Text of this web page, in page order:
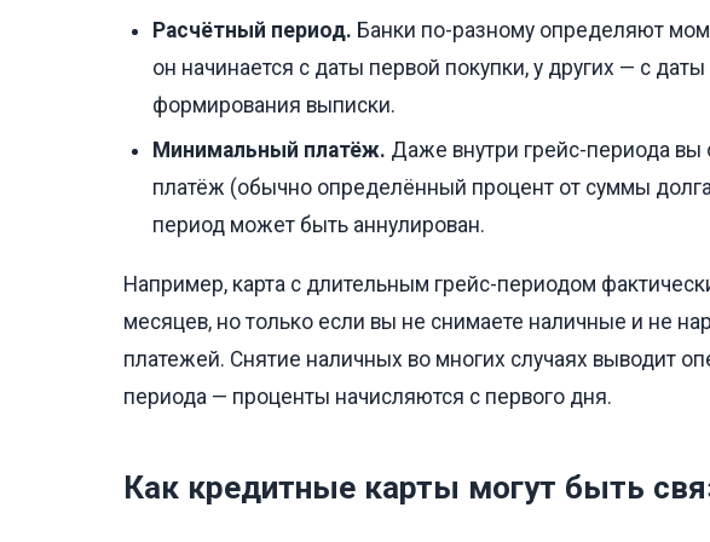
Расчётный период. Банки по-разному определяют
он начинается с даты первой покупки, у других — с
формирования выписки.
Минимальный платёж. Даже внутри грейс-периода
платёж (обычно определённый процент от суммы
период может быть аннулирован.
Например, карта с длительным грейс-периодом
месяцев, но только если вы не снимаете наличные и не
платежей. Снятие наличных во многих случаях выводит
периода — проценты начисляются с первого дня.
Как кредитные карты могут быть